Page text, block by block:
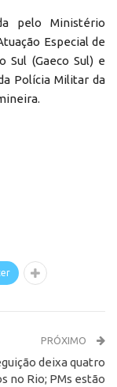
pelo Ministério
Especial de
Sul (Gaeco Sul) e
Polícia Militar da
PRÓXIMO
deixa quatro
no Rio; PMs estão